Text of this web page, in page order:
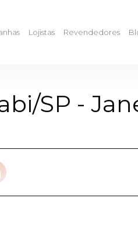
Lojistas Revendedores
SP -